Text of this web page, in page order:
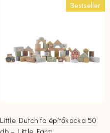
Bestseller
Little Dutch fa építőkocka 50